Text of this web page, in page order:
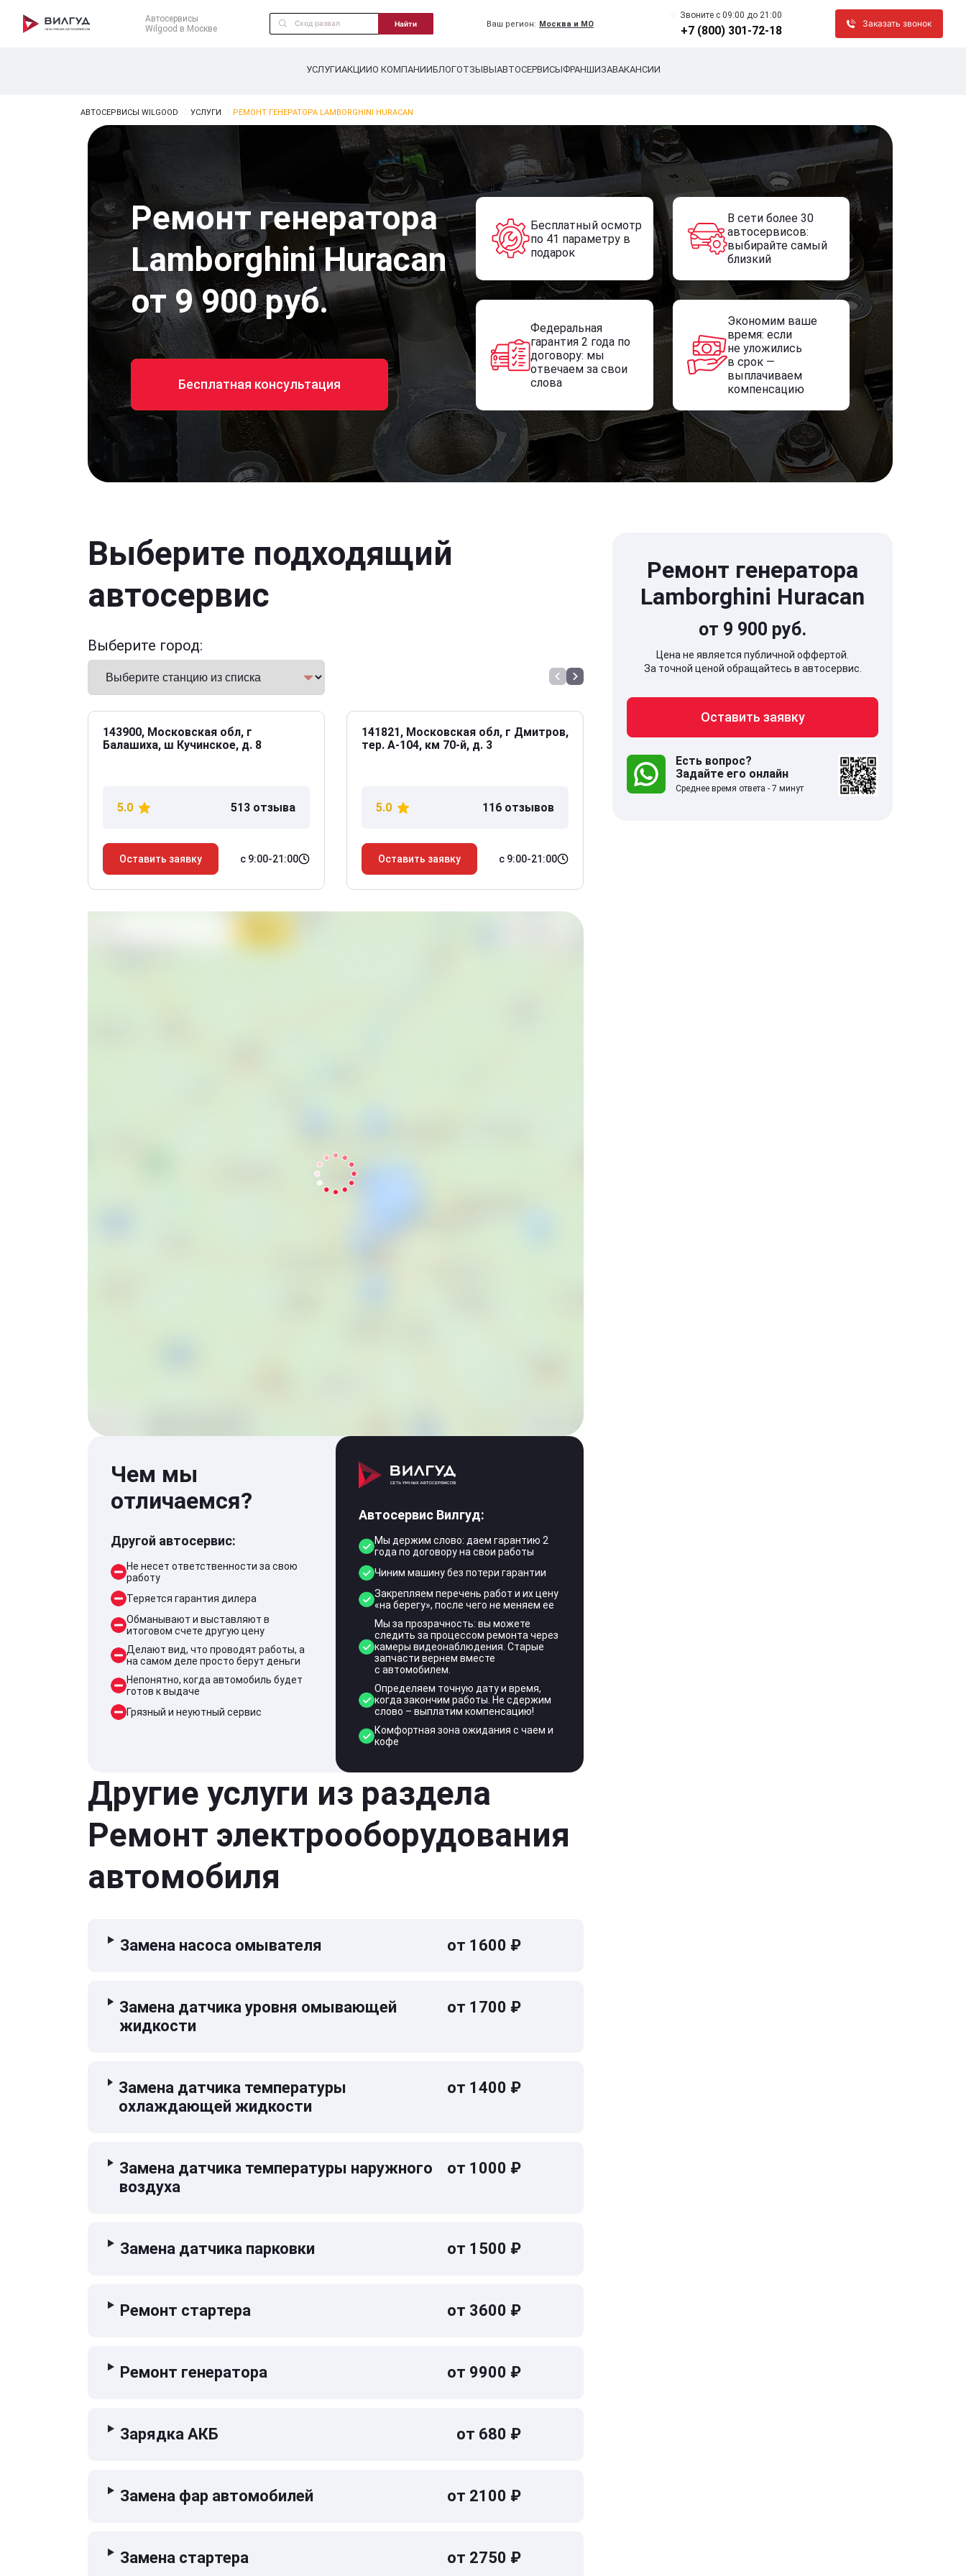
Автосервисы
Wilgood в Москве
Найти Ваш регион: Москва и МО
Звоните c 09:00 до 21:00
+7 (800) 301-72-18
Заказать звонок
УСЛУГИАКЦИИО КОМПАНИИБЛОГОТЗЫВЫАВТОСЕРВИСЫФРАНШИЗАВАКАНСИИ
АВТОСЕРВИСЫ WILGOOD УСЛУГИ РЕМОНТ ГЕНЕРАТОРА LAMBORGHINI HURACAN
Ремонт генератора
Lamborghini Huracan
от 9 900 руб.
Бесплатная консультация
Бесплатный осмотр
по 41 параметру в
подарок
В сети более 30
автосервисов:
выбирайте самый
близкий
Федеральная
гарантия 2 года по
договору: мы
отвечаем за свои
слова
Экономим ваше
время: если
не уложились
в срок —
выплачиваем
компенсацию
Выберите подходящий
автосервис
Выберите город:
143900, Московская обл, г
Балашиха, ш Кучинское, д. 8
5.0 513 отзыва
Оставить заявку с 9:00-21:00
141821, Московская обл, г Дмитров,
тер. А-104, км 70-й, д. 3
5.0 116 отзывов
Оставить заявку с 9:00-21:00
141707, Московская обл,
дом 5
Чем мы
отличаемся?
Другой автосервис:
Не несет ответственности за свою
работу
Теряется гарантия дилера
Обманывают и выставляют в
итоговом счете другую цену
Делают вид, что проводят работы, а
на самом деле просто берут деньги
Непонятно, когда автомобиль будет
готов к выдаче
Грязный и неуютный сервис
Автосервис Вилгуд:
Мы держим слово: даем гарантию 2
года по договору на свои работы
Чиним машину без потери гарантии
Закрепляем перечень работ и их цену
«на берегу», после чего не меняем ее
Мы за прозрачность: вы можете
следить за процессом ремонта через
камеры видеонаблюдения. Старые
запчасти вернем вместе
с автомобилем.
Определяем точную дату и время,
когда закончим работы. Не сдержим
слово – выплатим компенсацию!
Комфортная зона ожидания с чаем и
кофе
Другие услуги из раздела
Ремонт электрооборудования
автомобиля
Замена насоса омывателя от 1600 ₽
Замена датчика уровня омывающей
жидкости
от 1700 ₽
Замена датчика температуры
охлаждающей жидкости
от 1400 ₽
Замена датчика температуры наружного
воздуха
от 1000 ₽
Замена датчика парковки от 1500 ₽
Ремонт стартера от 3600 ₽
Ремонт генератора от 9900 ₽
Зарядка АКБ от 680 ₽
Замена фар автомобилей от 2100 ₽
Замена стартера от 2750 ₽
Ремонт генератора
Lamborghini Huracan
от 9 900 руб.
Цена не является публичной оффертой.
За точной ценой обращайтесь в автосервис.
Оставить заявку
Есть вопрос?
Задайте его онлайн
Среднее время ответа - 7 минут